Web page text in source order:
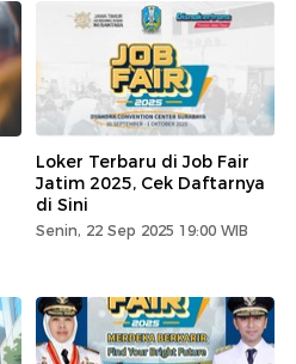
Loker Terbaru di Job Fair
Jatim 2025, Cek Daftarnya
di Sini
Senin, 22 Sep 2025 19:00 WIB